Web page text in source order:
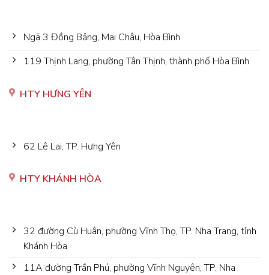
Ngã 3 Đồng Bảng, Mai Châu, Hòa Bình
119 Thịnh Lang, phường Tân Thịnh, thành phố Hòa Bình
HTY HƯNG YÊN
62 Lê Lai, TP. Hưng Yên
HTY KHÁNH HÒA
32 đường Cù Huân, phường Vĩnh Thọ, TP. Nha Trang, tỉnh
Khánh Hòa
11A đường Trần Phú, phường Vĩnh Nguyên, TP. Nha